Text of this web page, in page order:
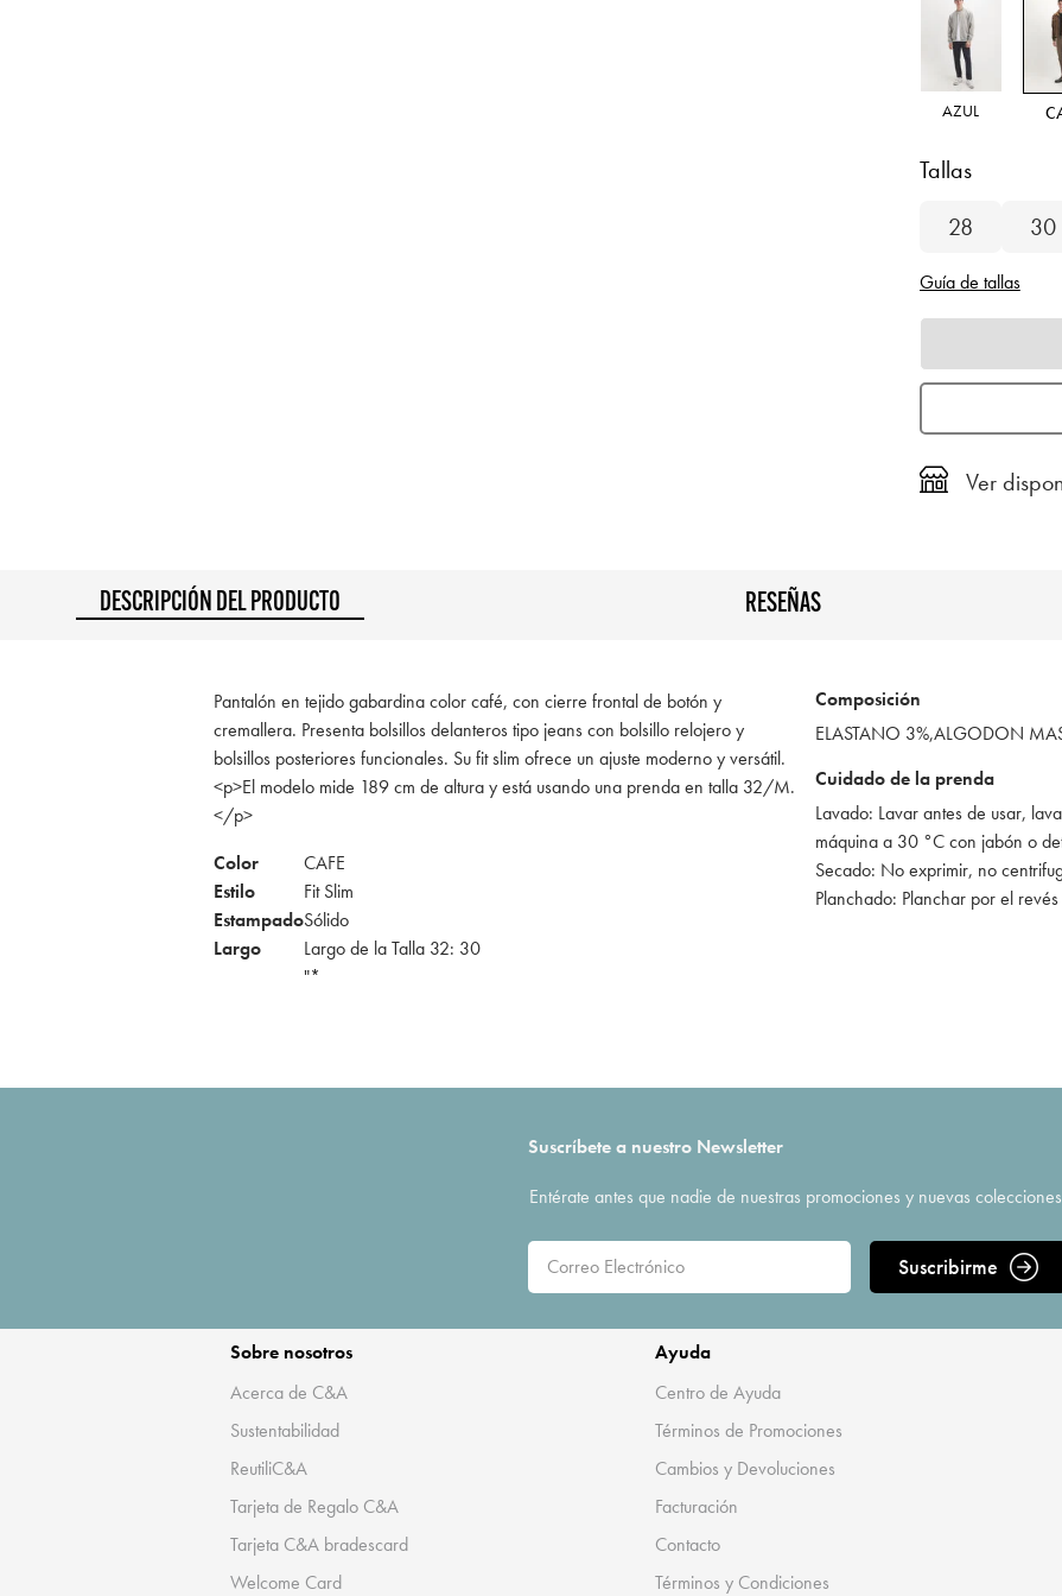
AZUL
Tallas
28
30
Guía de tallas
Ver
DESCRIPCIÓN DEL PRODUCTO RESEÑAS
Pantalón en tejido gabardina color café, con cierre frontal de botón y
cremallera. Presenta bolsillos delanteros tipo jeans con bolsillo relojero y
bolsillos posteriores funcionales. Su fit slim ofrece un ajuste moderno y versátil.
<p>El modelo mide 189 cm de altura y está usando una prenda en talla 32/M.
</p>
Color
CAFE
Estilo
Fit Slim
EstampadoSólido
Largo
Largo de la Talla 32: 30
"*
Composición
ELASTANO 3%,ALGODON
Cuidado de la prenda
Lavado: Lavar antes de usar,
máquina a 30 °C con jabón o
Secado: No exprimir, no
Planchado: Planchar por el
Suscríbete a nuestro Newsletter
Entérate antes que nadie de nuestras promociones y nuevas
Suscribirme
Sobre nosotros
Acerca de C&A
Sustentabilidad
ReutiliC&A
Tarjeta de Regalo C&A
Tarjeta C&A bradescard
Welcome Card
Ayuda
Centro de Ayuda
Términos de Promociones
Cambios y Devoluciones
Facturación
Contacto
Términos y Condiciones